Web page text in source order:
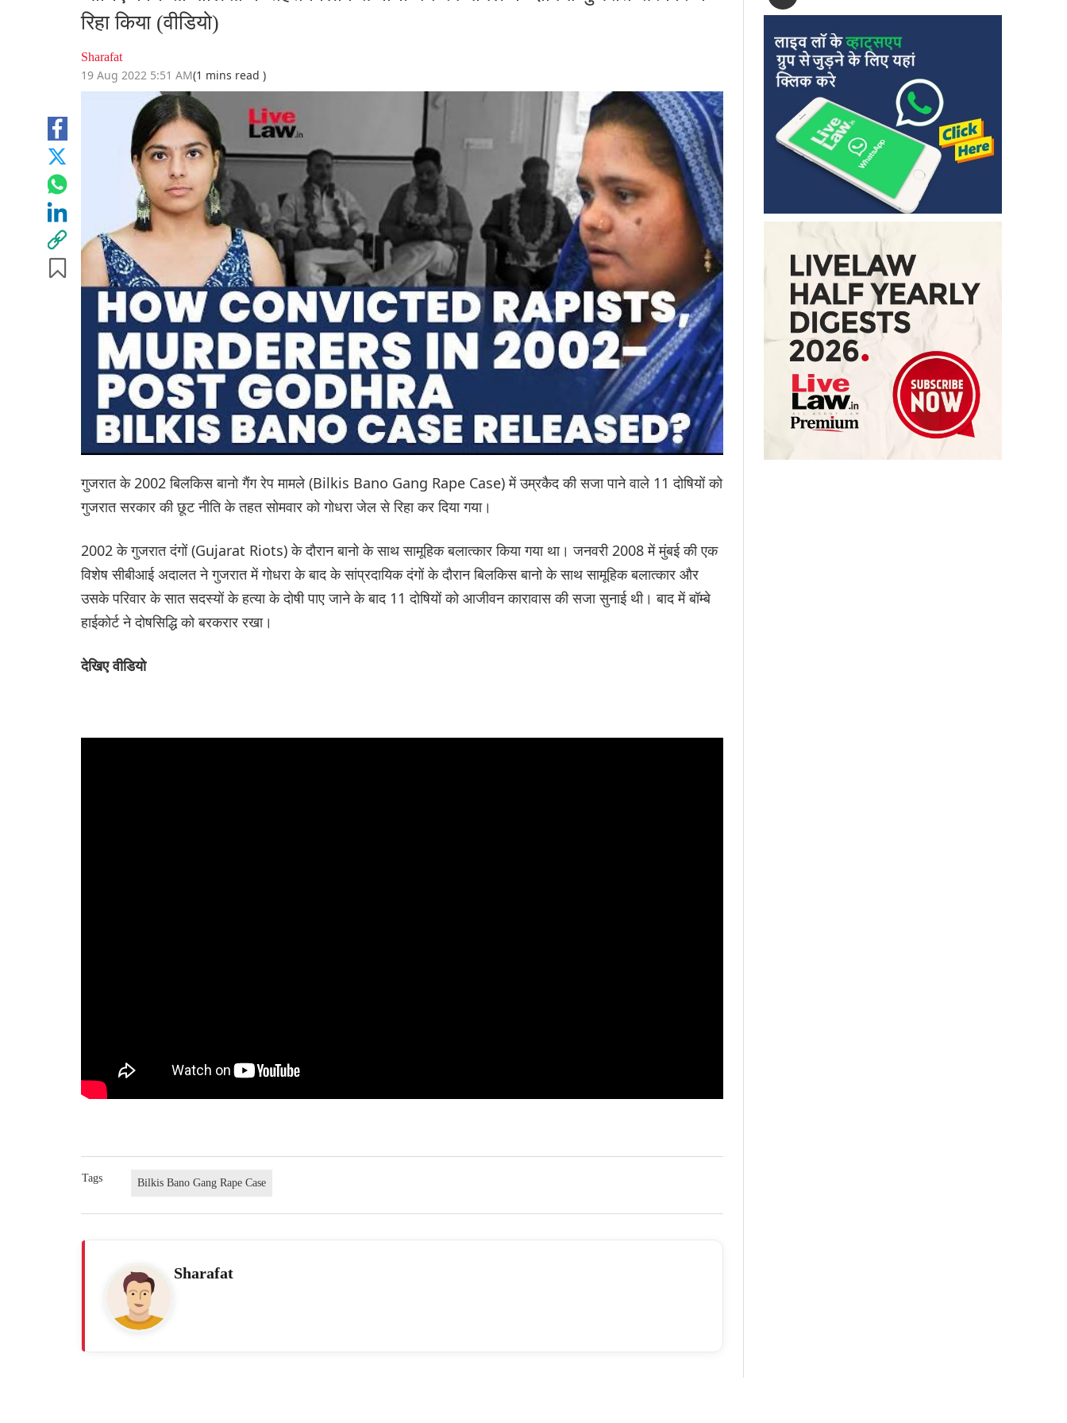
रिहा किया (वीडियो)
Sharafat
19 Aug 2022 5:51 AM(1 mins read )
गुजरात के 2002 बिलकिस बानो गैंग रेप मामले (Bilkis Bano Gang Rape Case) में उम्रकैद की सजा पाने वाले 11 दोषियों को
गुजरात सरकार की छूट नीति के तहत सोमवार को गोधरा जेल से रिहा कर दिया गया।
2002 के गुजरात दंगों (Gujarat Riots) के दौरान बानो के साथ सामूहिक बलात्कार किया गया था। जनवरी 2008 में मुंबई की एक
विशेष सीबीआई अदालत ने गुजरात में गोधरा के बाद के सांप्रदायिक दंगों के दौरान बिलकिस बानो के साथ सामूहिक बलात्कार और
उसके परिवार के सात सदस्यों के हत्या के दोषी पाए जाने के बाद 11 दोषियों को आजीवन कारावास की सजा सुनाई थी। बाद में बॉम्बे
हाईकोर्ट ने दोषसिद्धि को बरकरार रखा।
देखिए वीडियो
Tags Bilkis Bano Gang Rape Case
Sharafat